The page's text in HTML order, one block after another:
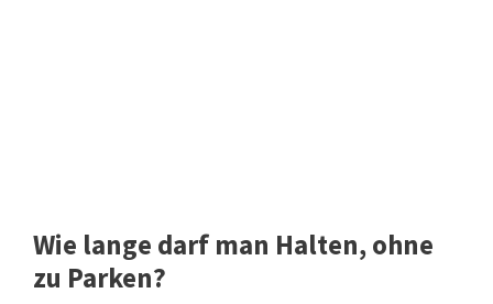
Wie lange darf man Halten, ohne
zu Parken?